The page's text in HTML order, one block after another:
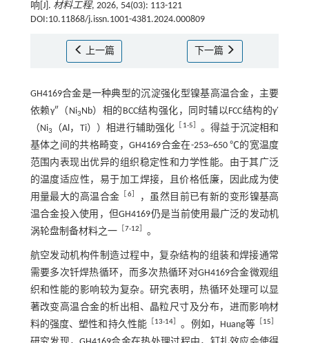
响[J]. 材料工程, 2026, 54(03): 113-121
DOI:10.11868/j.issn.1001-4381.2024.000809
上一篇 下一篇
GH4169合金是一种典型的沉淀强化型镍基高温合金，主要
依赖γ″（Ni3Nb）相的BCC结构强化，同时辅以FCC结构的γ′
（Ni3 （Al，Ti））相进行辅助强化 1-5
。得益于沉淀相和
基体之间的共格畸变，GH4169合金在-253~650 ℃的宽温度
范围内表现出优异的组织稳定性和力学性能。由于其广泛
的温度适应性，易于加工焊接，且价格低廉，因此成为使
用量最大的高温合金
6］
，虽然目前已有新的变形镍基高
温合金投入使用，但GH4169仍是当前使用最广泛的发动机
涡轮盘制备材料之一［ 7-12 。
航空发动机构件制造过程中，复杂结构的组装和焊接通常
需要多次钎焊热循环，而多次热循环对GH4169合金微观组
织和性能的影响较为复杂。研究表明，热循环处理可以显
著改变高温合金的析出相、晶粒尺寸及分布，进而影响材
料的强度、塑性和持久性能
13-14 。例如，Huang等 15